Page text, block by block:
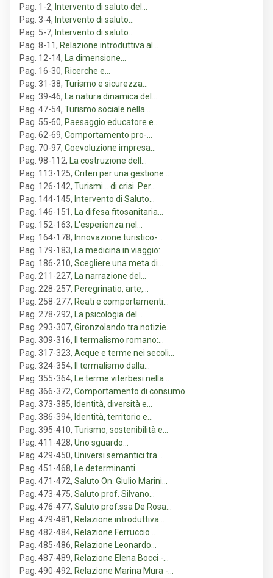
Pag. 1-2, Intervento di saluto del…
Pag. 3-4, Intervento di saluto…
Pag. 5-7, Intervento di saluto…
Pag. 8-11, Relazione introduttiva al…
Pag. 12-14,
La dimensione…
Pag. 16-30, Ricerche e…
Pag. 31-38, Turismo e sicurezza…
Pag. 39-46,
La natura dinamica del…
Pag. 47-54, Turismo sociale nella…
Pag. 55-60, Paesaggio educatore e…
Pag. 62-69, Comportamento pro-…
Pag. 70-97, Coevoluzione impresa…
Pag. 98-112,
La costruzione dell…
Pag. 113-125, Criteri per una gestione…
Pag. 126-142, Turismi... di crisi. Per…
Pag. 144-145, Intervento di Saluto…
Pag. 146-151,
La difesa fitosanitaria…
Pag. 152-163,
L'esperienza nel…
Pag. 164-178, Innovazione turistico-…
Pag. 179-183,
La medicina in viaggio:…
Pag. 186-210, Scegliere una meta di…
Pag. 211-227,
La narrazione del…
Pag. 228-257, Peregrinatio, arte,…
Pag. 258-277, Reati e comportamenti…
Pag. 278-292,
La psicologia del…
Pag. 293-307, Gironzolando tra notizie…
Pag. 309-316,
Il termalismo romano:…
Pag. 317-323, Acque e terme nei secoli…
Pag. 324-354,
Il termalismo dalla…
Pag. 355-364,
Le terme viterbesi nella…
Pag. 366-372, Comportamento di consumo…
Pag. 373-385, Identità, diversità e…
Pag. 386-394, Identità, territorio e…
Pag. 395-410, Turismo, sostenibilità e…
Pag. 411-428, Uno sguardo…
Pag. 429-450, Universi semantici tra…
Pag. 451-468,
Le determinanti…
Pag. 471-472, Saluto On. Giulio Marini…
Pag. 473-475, Saluto prof. Silvano…
Pag. 476-477, Saluto prof.ssa De Rosa…
Pag. 479-481, Relazione introduttiva…
Pag. 482-484, Relazione Ferruccio…
Pag. 485-486, Relazione Leonardo…
Pag. 487-489, Relazione Elena Bocci -…
Pag. 490-492, Relazione Marina Mura -…